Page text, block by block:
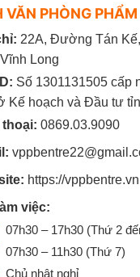
VĂN PHÒNG PHẨM
22A, Đường Tán
Long
Số 1301131505 cấp
Kế hoạch và Đầu tư
0869.03.9090
https://vppbentre.vn
việc:
07h30 – 17h30 (Thứ 2
07h30 – 11h30 (Thứ 7)
Chủ nhật nghỉ